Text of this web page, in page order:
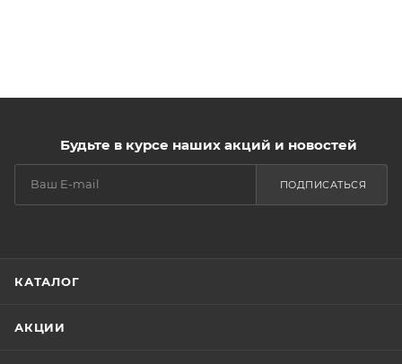
Будьте в курсе наших акций и новостей
ПОДПИСАТЬСЯ
КАТАЛОГ
АКЦИИ